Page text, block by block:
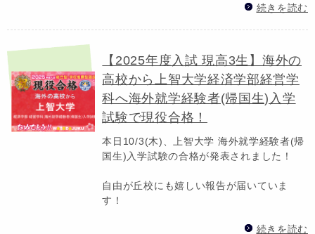
続きを読む
【2025年度入試 現高3生】海外の
高校から上智大学経済学部経営学
科へ海外就学経験者(帰国生)入学
試験で現役合格！
本日10/3(木)、上智大学 海外就学経験者(帰
国生)入学試験の合格が発表されました！
自由が丘校にも嬉しい報告が届いていま
す！
続きを読む